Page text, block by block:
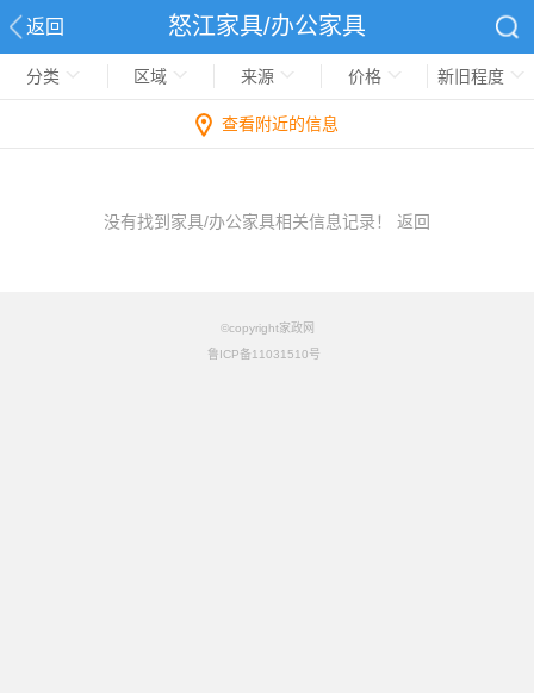
返回 怒江家具/办公家具
分类 区域 来源 价格 新旧程度
查看附近的信息
没有找到家具/办公家具相关信息记录！ 返回
©copyright家政网
鲁ICP备11031510号